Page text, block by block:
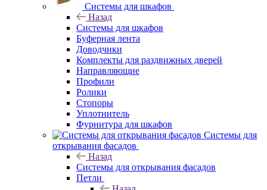
Системы для шкафов
Назад
Системы для шкафов
Буферная лента
Доводчики
Комплекты для раздвижных дверей
Направляющие
Профили
Ролики
Стопоры
Уплотнитель
Фурнитура для шкафов
Системы для
открывания фасадов
Назад
Системы для открывания фасадов
Петли